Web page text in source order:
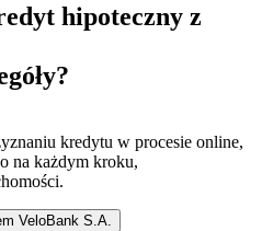
hipoteczny z
kredytu w procesie online,
na każdym kroku,
VeloBank S.A.